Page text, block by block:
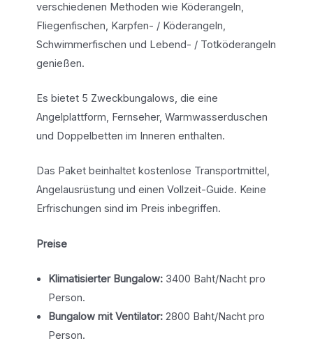
verschiedenen Methoden wie Köderangeln,
Fliegenfischen, Karpfen- / Köderangeln,
Schwimmerfischen und Lebend- / Totköderangeln
genießen.
Es bietet 5 Zweckbungalows, die eine
Angelplattform, Fernseher, Warmwasserduschen
und Doppelbetten im Inneren enthalten.
Das Paket beinhaltet kostenlose Transportmittel,
Angelausrüstung und einen Vollzeit-Guide. Keine
Erfrischungen sind im Preis inbegriffen.
Preise
Klimatisierter Bungalow: 3400 Baht/Nacht pro
Person.
Bungalow mit Ventilator: 2800 Baht/Nacht pro
Person.